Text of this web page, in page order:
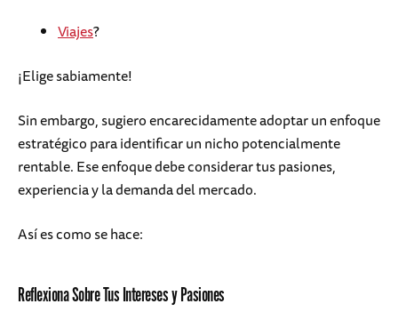
Viajes?
¡Elige sabiamente!
Sin embargo, sugiero encarecidamente adoptar un enfoque
estratégico para identificar un nicho potencialmente
rentable. Ese enfoque debe considerar tus pasiones,
experiencia y la demanda del mercado.
Así es como se hace:
Reflexiona Sobre Tus Intereses y Pasiones